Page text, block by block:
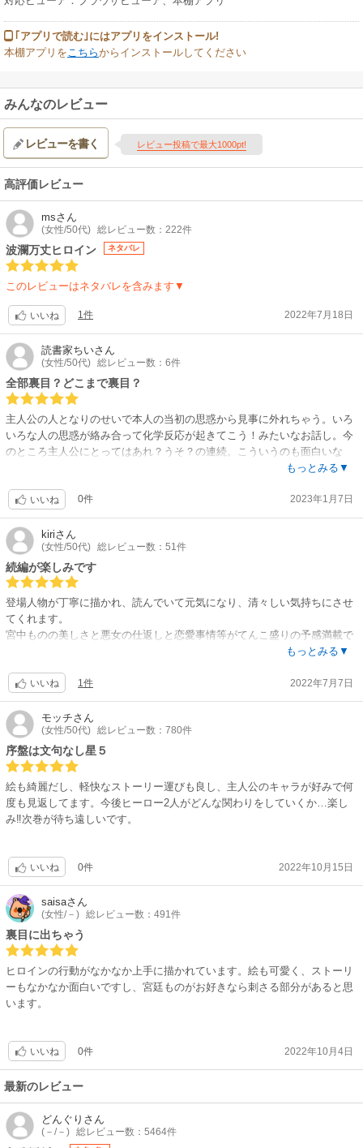
｢アプリで読む｣にはアプリをインストール!
本棚アプリを こちらからインストールしてください
みんなのレビュー
レビューを書く レビュー投稿で最大1000pt!
高評価レビュー
msさん
(女性/50代) 総レビュー数：222件
波瀾万丈ヒロイン ネタバレ
このレビューはネタバレを含みます▼
いいね 1件 2022年7月18日
読書家ちいさん
(女性/50代) 総レビュー数：6件
全部裏目？どこまで裏目？
主人公の人となりのせいで本人の当初の思惑から見事に外れちゃう。いろ
いろな人の思惑が絡み合って化学反応が起きてこう！みたいなお話し。今
のところ主人公にとってはあれ？うそ？の連続。こういうのも面白いな
もっとみる▼
いいね 0件 2023年1月7日
kiriさん
(女性/50代) 総レビュー数：51件
続編が楽しみです
登場人物が丁寧に描かれ、読んでいて元気になり、清々しい気持ちにさせ
てくれます。
宮中ものの美しさと悪女の仕返しと恋愛事情等がてんこ盛りの予感満載で
もっとみる▼
いいね 1件 2022年7月7日
モッチさん
(女性/50代) 総レビュー数：780件
序盤は文句なし星５
絵も綺麗だし、軽快なストーリー運びも良し、主人公のキャラが好みで何
度も見返してます。今後ヒーロー2人がどんな関わりをしていくか…楽し
み‼︎次巻が待ち遠しいです。
いいね 0件 2022年10月15日
saisaさん
(女性/－) 総レビュー数：491件
裏目に出ちゃう
ヒロインの行動がなかなか上手に描かれています。絵も可愛く、ストーリ
ーもなかなか面白いですし、宮廷ものがお好きなら刺さる部分があると思
います。
いいね 0件 2022年10月4日
最新のレビュー
どんぐり さん
(－/－) 総レビュー数：5464件